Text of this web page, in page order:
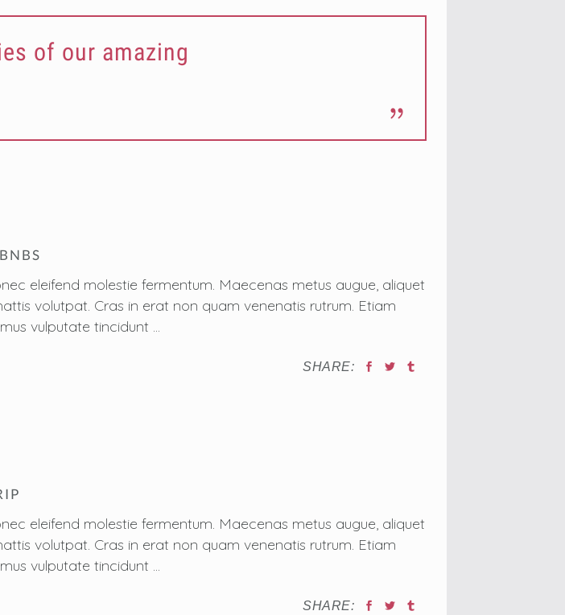
of our amazing
eleifend molestie fermentum. Maecenas metus augue, aliquet
volutpat. Cras in erat non quam venenatis rutrum. Etiam
vulputate tincidunt
SHARE:
eleifend molestie fermentum. Maecenas metus augue, aliquet
volutpat. Cras in erat non quam venenatis rutrum. Etiam
vulputate tincidunt
SHARE: